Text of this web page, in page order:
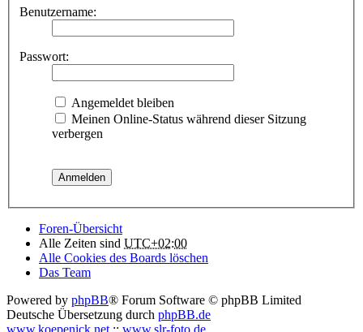
Benutzername:
Passwort:
Angemeldet bleiben
Meinen Online-Status während dieser Sitzung
verbergen
Foren-Übersicht
Alle Zeiten sind UTC+02:00
Alle Cookies des Boards löschen
Das Team
Powered by phpBB® Forum Software © phpBB Limited
Deutsche Übersetzung durch phpBB.de
www.koepenick.net :: www.slr-foto.de